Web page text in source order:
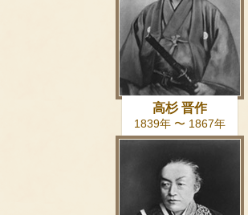
高杉 晋作
1839年 〜 1867年